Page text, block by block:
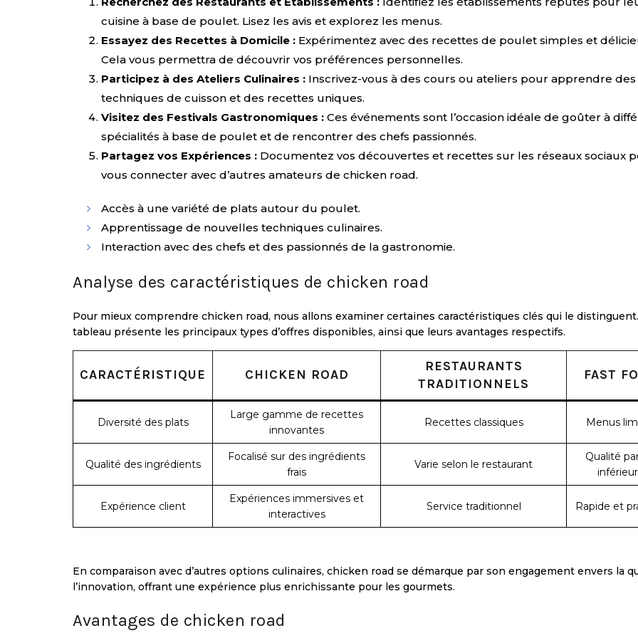
cuisine à base de poulet. Lisez les avis et explorez les menus.
Essayez des Recettes à Domicile : Expérimentez avec des recettes de poulet simples et
Cela vous permettra de découvrir vos préférences personnelles.
Participez à des Ateliers Culinaires : Inscrivez-vous à des cours ou ateliers pour apprendre des
techniques de cuisson et des recettes uniques.
Visitez des Festivals Gastronomiques : Ces événements sont l’occasion idéale de goûter à
spécialités à base de poulet et de rencontrer des chefs passionnés.
Partagez vos Expériences : Documentez vos découvertes et recettes sur les réseaux sociaux
vous connecter avec d’autres amateurs de chicken road.
Accès à une variété de plats autour du poulet.
Apprentissage de nouvelles techniques culinaires.
Interaction avec des chefs et des passionnés de la gastronomie.
Analyse des caractéristiques de chicken road
Pour mieux comprendre chicken road, nous allons examiner certaines caractéristiques clés qui le
tableau présente les principaux types d’offres disponibles, ainsi que leurs avantages respectifs.
CARACTÉRISTIQUE CHICKEN ROAD
RESTAURANTS
TRADITIONNELS
FAST
Diversité des plats
Large gamme de recettes
innovantes
Recettes classiques Menus
Qualité des ingrédients
Focalisé sur des ingrédients
frais
Varie selon le restaurant
Qualité
Expérience client
Expériences immersives et
interactives
Service traditionnel Rapide et
En comparaison avec d’autres options culinaires, chicken road se démarque par son engagement envers la
l’innovation, offrant une expérience plus enrichissante pour les gourmets.
Avantages de chicken road